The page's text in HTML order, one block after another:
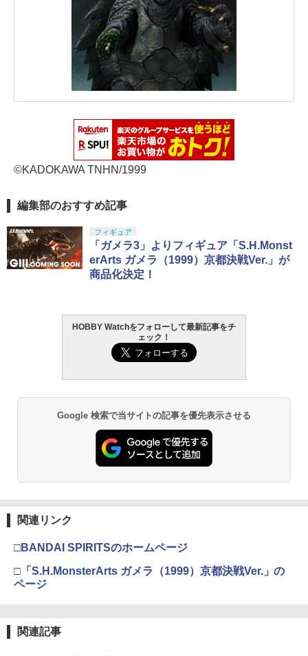
©KADOKAWA TNHN/1999
編集部のおすすめ記事
フィギュア
「ガメラ3」よりフィギュア「S.H.Monst
erArts ガメラ（1999）京都決戦Ver.」が
商品化決定！
HOBBY Watchをフォローして最新記事をチ
ェック！
Google 検索で当サイトの記事を優先表示させる
関連リンク
□BANDAI SPIRITSのホームページ
□「S.H.MonsterArts ガメラ（1999）京都決戦Ver.」の
ページ
関連記事